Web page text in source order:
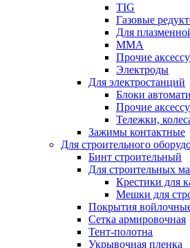
TIG
Газовые
Для
ММА
Прочие
Электроды
Для электростанций
Блоки
Прочие
Тележки,
Зажимы контактные
Для строительного
Бинт строительный
Для строительных
Крестики для
Мешки для
Покрытия
Сетка армировочная
Тент-полотна
Укрывочная пленка